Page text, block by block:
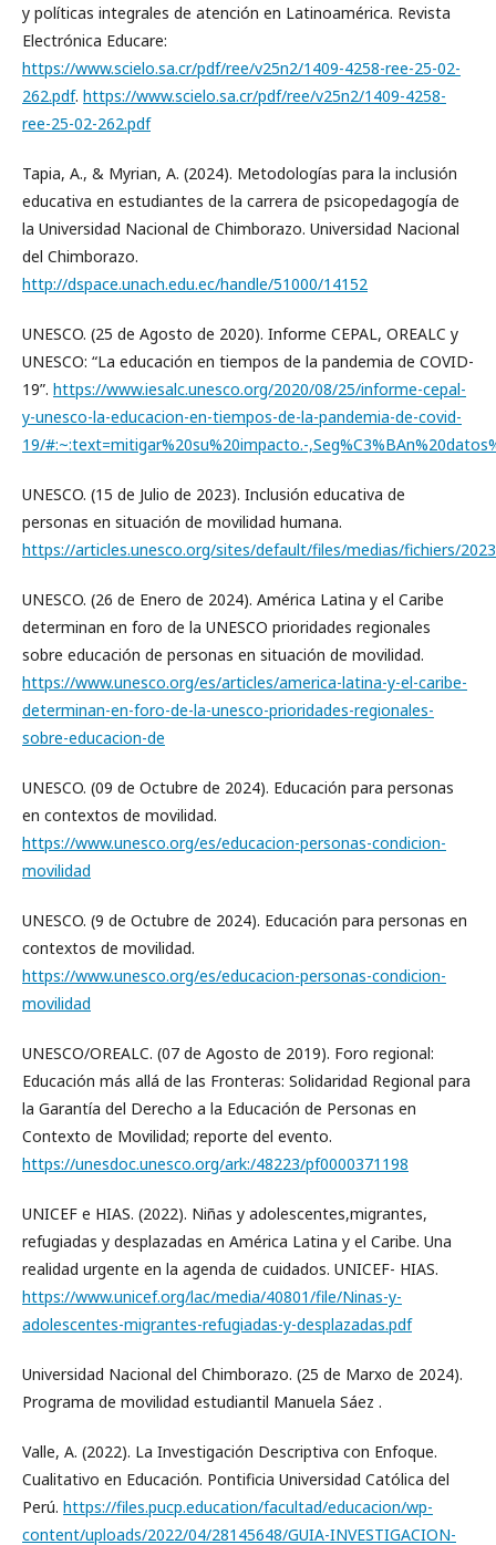
y políticas integrales de atención en Latinoamérica. Revista
Electrónica Educare:
https://www.scielo.sa.cr/pdf/ree/v25n2/1409-4258-ree-25-02-
262.pdf. https://www.scielo.sa.cr/pdf/ree/v25n2/1409-4258-
ree-25-02-262.pdf
Tapia, A., & Myrian, A. (2024). Metodologías para la inclusión
educativa en estudiantes de la carrera de psicopedagogía de
la Universidad Nacional de Chimborazo. Universidad Nacional
del Chimborazo.
http://dspace.unach.edu.ec/handle/51000/14152
UNESCO. (25 de Agosto de 2020). Informe CEPAL, OREALC y
UNESCO: “La educación en tiempos de la pandemia de COVID-
19”. https://www.iesalc.unesco.org/2020/08/25/informe-cepal-
y-unesco-la-educacion-en-tiempos-de-la-pandemia-de-covid-
19/#:~:text=mitigar%20su%20impacto.-
UNESCO. (15 de Julio de 2023). Inclusión educativa de
personas en situación de movilidad humana.
https://articles.unesco.org/sites/default/files/medias/fichiers/
UNESCO. (26 de Enero de 2024). América Latina y el Caribe
determinan en foro de la UNESCO prioridades regionales
sobre educación de personas en situación de movilidad.
https://www.unesco.org/es/articles/america-latina-y-el-caribe-
determinan-en-foro-de-la-unesco-prioridades-regionales-
sobre-educacion-de
UNESCO. (09 de Octubre de 2024). Educación para personas
en contextos de movilidad.
https://www.unesco.org/es/educacion-personas-condicion-
movilidad
UNESCO. (9 de Octubre de 2024). Educación para personas en
contextos de movilidad.
https://www.unesco.org/es/educacion-personas-condicion-
movilidad
UNESCO/OREALC. (07 de Agosto de 2019). Foro regional:
Educación más allá de las Fronteras: Solidaridad Regional para
la Garantía del Derecho a la Educación de Personas en
Contexto de Movilidad; reporte del evento.
https://unesdoc.unesco.org/ark:/48223/pf0000371198
UNICEF e HIAS. (2022). Niñas y adolescentes,migrantes,
refugiadas y desplazadas en América Latina y el Caribe. Una
realidad urgente en la agenda de cuidados. UNICEF- HIAS.
https://www.unicef.org/lac/media/40801/file/Ninas-y-
adolescentes-migrantes-refugiadas-y-desplazadas.pdf
Universidad Nacional del Chimborazo. (25 de Marxo de 2024).
Programa de movilidad estudiantil Manuela Sáez .
Valle, A. (2022). La Investigación Descriptiva con Enfoque.
Cualitativo en Educación. Pontificia Universidad Católica del
Perú. https://files.pucp.education/facultad/educacion/wp-
content/uploads/2022/04/28145648/GUIA-INVESTIGACION-